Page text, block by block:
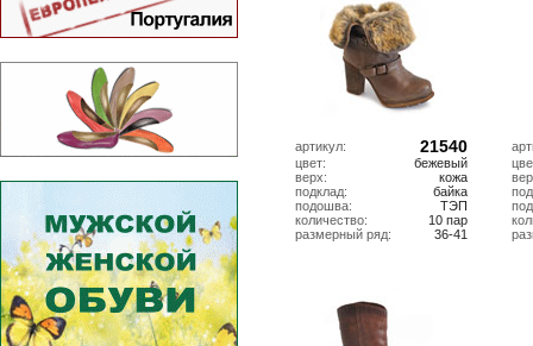
артикул: 21540
цвет:
бежевый
верх:
кожа
подклад:
байка
подошва:
ТЭП
количество:
10 пар
размерный ряд:36-41